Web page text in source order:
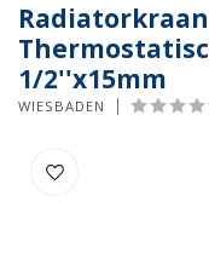
1/2''x15mm
WIESBADEN